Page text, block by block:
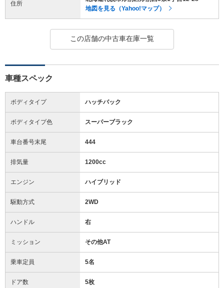
住所
地図を見る（Yahoo!マップ）
この店舗の中古車在庫一覧
車種スペック
ボディタイプ ハッチバック
ボディタイプ色 スーパーブラック
車台番号末尾 444
排気量 1200cc
エンジン ハイブリッド
駆動方式 2WD
ハンドル 右
ミッション その他AT
乗車定員 5名
ドア数 5枚